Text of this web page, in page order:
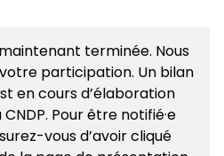
terminée. Nous
participation. Un bilan
en cours d’élaboration
Pour être notifié·e
vous d’avoir cliqué